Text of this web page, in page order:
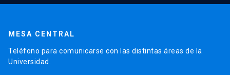
MESA CENTRAL
Teléfono para comunicarse con las distintas áreas de la
Universidad.